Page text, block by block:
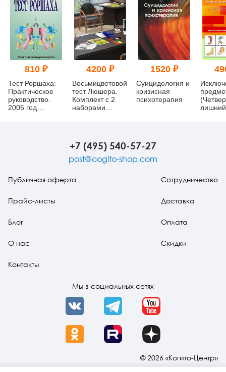
810 ₽
Тест Роршаха:
Практическое
руководство.
2005 год
4200 ₽
Восьмицветовой
тест Люшера.
Комплект с 2
наборами
1520 ₽
Суицидология и
кризисная
психотерапия
+7 (495) 540-57-27
post@cogito-shop.com
Публичная оферта
Прайс-листы
Блог
О нас
Контакты
Сотрудничество
Доставка
Оплата
Скидки
Мы в социальных сетях
VK Telegram YouTube
OK Rutube Dzen
© 2026 «Когито-Центр»